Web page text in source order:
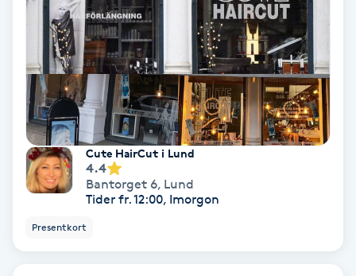
Bambumassage
Barber
Barnklippning
BIAB
Cute HairCut i Lund
4.4
Bantorget 6, Lund
Tider fr. 12:00, Imorgon
Presentkort